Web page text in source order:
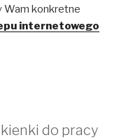
Wam konkretne
internetowego
do pracy